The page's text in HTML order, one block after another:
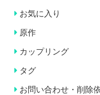
お気に入り
原作
カップリング
タグ
お問い合わせ・削除